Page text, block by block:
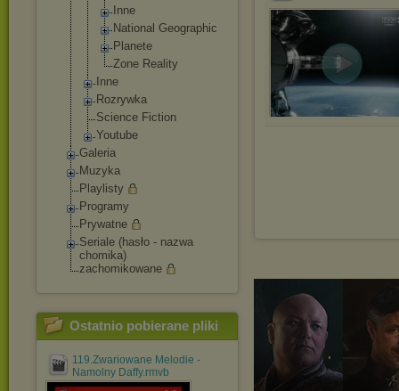
Inne
National Geographic
Planete
Zone Reality
Inne
Rozrywka
Science Fiction
Youtube
Galeria
Muzyka
Playlisty
Programy
Prywatne
Seriale (hasło - nazwa
chomika)
zachomikowane
Ostatnio pobierane pliki
119.Zwariowane Melodie -
Namolny Daffy.rmvb